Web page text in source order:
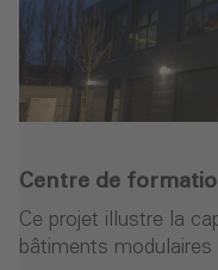
Centre de
Ce projet illustre la
bâtiments